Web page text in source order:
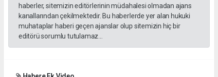
haberler, sitemizin editörlerinin müdahalesi olmadan ajans
kanallarından çekilmektedir. Bu haberlerde yer alan hukuki
muhataplar haberi geçen ajanslar olup sitemizin hiç bir
editörü sorumlu tutulamaz...